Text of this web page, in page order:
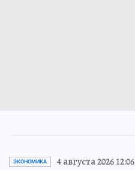
ЭКОНОМИКА 4 августа 2026 12:06